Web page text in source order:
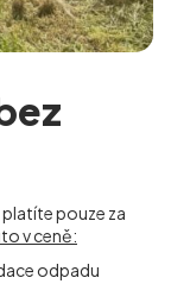
platíte pouze za
v ceně:
odpadu